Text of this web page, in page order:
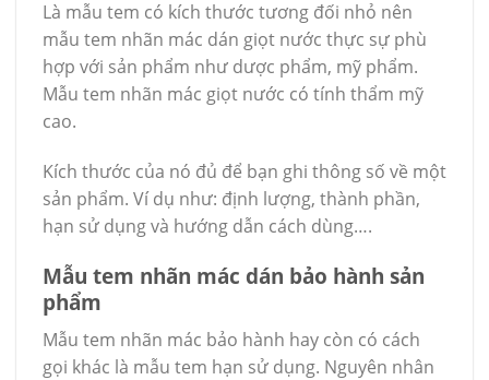
Là mẫu tem có kích thước tương đối nhỏ nên
mẫu tem nhãn mác dán giọt nước thực sự phù
hợp với sản phẩm như dược phẩm, mỹ phẩm.
Mẫu tem nhãn mác giọt nước có tính thẩm mỹ
cao.
Kích thước của nó đủ để bạn ghi thông số về một
sản phẩm. Ví dụ như: định lượng, thành phần,
hạn sử dụng và hướng dẫn cách dùng….
Mẫu tem nhãn mác dán bảo hành sản
phẩm
Mẫu tem nhãn mác bảo hành hay còn có cách
gọi khác là mẫu tem hạn sử dụng. Nguyên nhân